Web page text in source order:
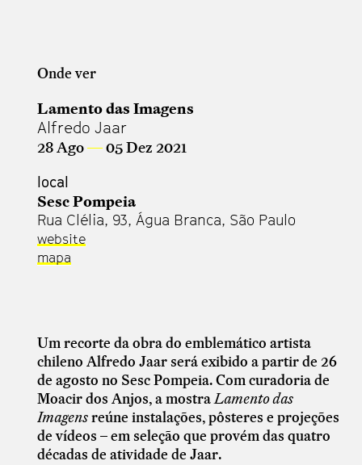
Onde ver
Lamento das Imagens
Alfredo Jaar
28 Ago—05 Dez 2021
local
Sesc Pompeia
Rua Clélia, 93, Água Branca, São Paulo
website
mapa
Um recorte da obra do emblemático artista
chileno Alfredo Jaar será exibido a partir de 26
de agosto no Sesc Pompeia. Com curadoria de
Moacir dos Anjos, a mostraLamento das
Imagensreúne instalações, pôsteres e projeções
de vídeos – em seleção que provém das quatro
décadas de atividade de Jaar.